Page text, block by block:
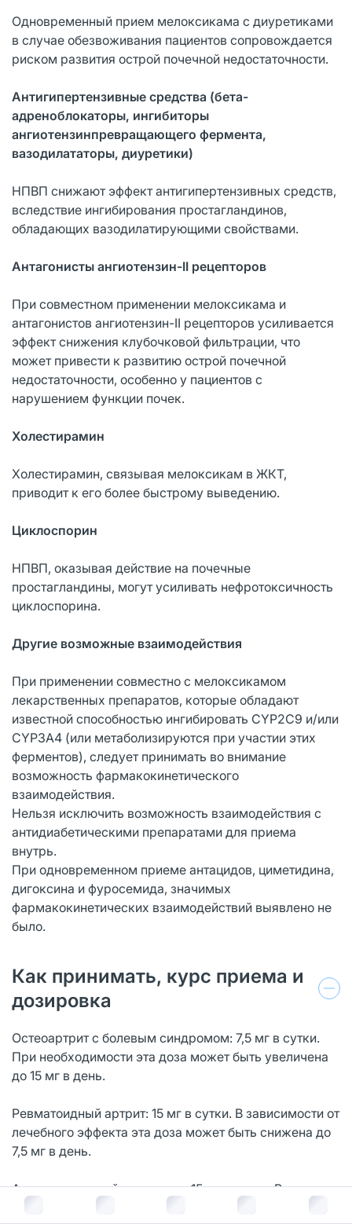
Одновременный прием мелоксикама с диуретиками
в случае обезвоживания пациентов сопровождается
риском развития острой почечной недостаточности.
Антигипертензивные средства (бета-
адреноблокаторы, ингибиторы
ангиотензинпревращающего фермента,
вазодилататоры, диуретики)
НПВП снижают эффект антигипертензивных средств,
вследствие ингибирования простагландинов,
обладающих вазодилатирующими свойствами.
Антагонисты ангиотензин-II рецепторов
При совместном применении мелоксикама и
антагонистов ангиотензин-II рецепторов усиливается
эффект снижения клубочковой фильтрации, что
может привести к развитию острой почечной
недостаточности, особенно у пациентов с
нарушением функции почек.
Холестирамин
Холестирамин, связывая мелоксикам в ЖКТ,
приводит к его более быстрому выведению.
Циклоспорин
НПВП, оказывая действие на почечные
простагландины, могут усиливать нефротоксичность
циклоспорина.
Другие возможные взаимодействия
При применении совместно с мелоксикамом
лекарственных препаратов, которые обладают
известной способностью ингибировать CYP2C9 и/или
CYP3A4 (или метаболизируются при участии этих
ферментов), следует принимать во внимание
возможность фармакокинетического
взаимодействия.
Нельзя исключить возможность взаимодействия с
антидиабетическими препаратами для приема
внутрь.
При одновременном приеме антацидов, циметидина,
дигоксина и фуросемида, значимых
фармакокинетических взаимодействий выявлено не
было.
Как принимать, курс приема и
дозировка
Остеоартрит с болевым синдромом: 7,5 мг в сутки.
При необходимости эта доза может быть увеличена
до 15 мг в день.
Ревматоидный артрит: 15 мг в сутки. В зависимости от
лечебного эффекта эта доза может быть снижена до
7,5 мг в день.
Анкилозирующий спондилит: 15 мг в сутки. В